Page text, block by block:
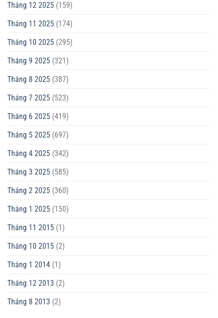
Tháng 12 2025 (159)
Tháng 11 2025 (174)
Tháng 10 2025 (295)
Tháng 9 2025 (321)
Tháng 8 2025 (387)
Tháng 7 2025 (523)
Tháng 6 2025 (419)
Tháng 5 2025 (697)
Tháng 4 2025 (342)
Tháng 3 2025 (585)
Tháng 2 2025 (360)
Tháng 1 2025 (150)
Tháng 11 2015 (1)
Tháng 10 2015 (2)
Tháng 1 2014 (1)
Tháng 12 2013 (2)
Tháng 8 2013 (2)